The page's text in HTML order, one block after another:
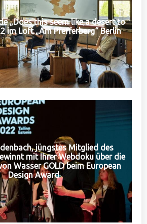
„Does this seem like a desert to
im Loft „Am Pfefferberg“ Berlin
jüngstes Mitglied des
mit Ihrer Webdoku über die
Wasser GOLD beim European
Design Award